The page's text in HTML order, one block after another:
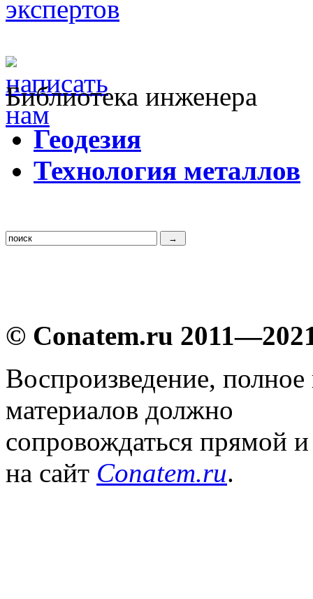
Библиотека инженера
Геодезия
Технология металлов
© Conatem.ru
Воспроизведение,
материалов должно
сопровождаться прямой
на сайт Conatem.ru.